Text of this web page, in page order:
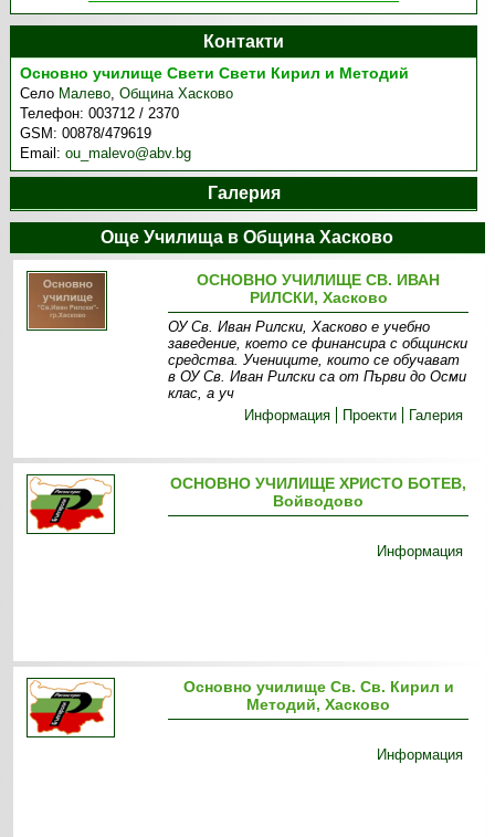
Контакти
Основно училище Свети Свети Кирил и Методий
Село Малево,Община Хасково
Телефон:003712 / 2370
GSM:00878/479619
Email:ou_malevo@abv.bg
Галерия
Още Училища в Община Хасково
ОСНОВНО УЧИЛИЩЕ СВ. ИВАН
РИЛСКИ, Хасково
ОУ Св. Иван Рилски, Хасково е учебно
заведение, което се финансира с общински
средства. Учениците, които се обучават
в ОУ Св. Иван Рилски са от Първи до Осми
клас, а уч
Информация
Проекти Галерия
ОСНОВНО УЧИЛИЩЕ ХРИСТО БОТЕВ,
Войводово
Информация
Основно училище Св. Св. Кирил и
Методий, Хасково
Информация